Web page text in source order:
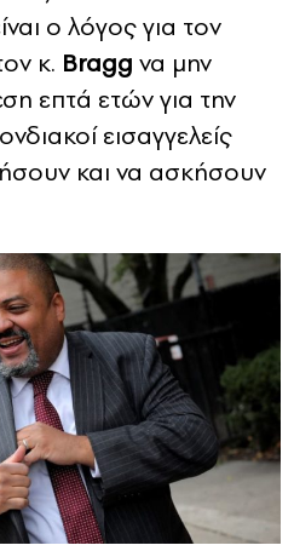
ο λόγος για τον
κ. Bragg να μην
επτά ετών για την
εισαγγελείς
και να ασκήσουν